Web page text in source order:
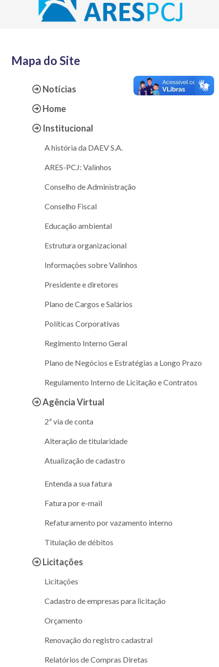
Mapa do Site
Notícias
Home
Institucional
A história da DAEV S.A.
ARES-PCJ: Valinhos
Conselho de Administração
Conselho Fiscal
Educação ambiental
Estrutura organizacional
Informações sobre Valinhos
Presidente e diretores
Plano de Cargos e Salários
Políticas Corporativas
Regimento Interno Geral
Plano de Negócios e Estratégias a Longo Prazo
Regulamento Interno de Licitação e Contratos
Agência Virtual
2ª via de conta
Alteração de titularidade
Atualização de cadastro
Entenda a sua fatura
Fatura por e-mail
Refaturamento por vazamento interno
Titulação de débitos
Licitações
Licitações
Cadastro de empresas para licitação
Orçamento
Renovação do registro cadastral
Relatórios de Compras Diretas